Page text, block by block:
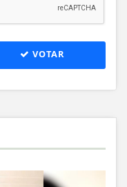
VOTAR